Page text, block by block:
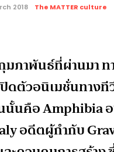
2018 The MATTER culture
มภาพันธ์ที่ผ่านมา ท
ดตัวอนิเมชั่นทาง
นั้นคือ Amphibia
อดีตผู้กำกับ